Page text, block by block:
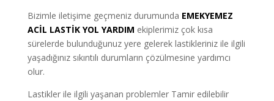
Bizimle iletişime geçmeniz durumunda EMEKYEMEZ
ACİL LASTİK YOL YARDIM ekiplerimiz çok kısa
sürelerde bulunduğunuz yere gelerek lastikleriniz ile ilgili
yaşadığınız sıkıntılı durumların çözülmesine yardımcı
olur.
Lastikler ile ilgili yaşanan problemler Tamir edilebilir